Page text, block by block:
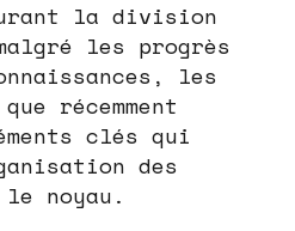
durant la division
les progrès
les
récemment
clés qui
des
le noyau.